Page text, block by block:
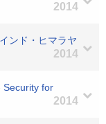
2014
ンド・ヒマラヤ
2014
Security for
2014